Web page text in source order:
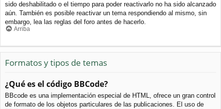
sido deshabilitado o el tiempo para poder reactivarlo no ha sido alcanzado
aún. También es posible reactivar un tema respondiendo al mismo, sin
embargo, lea las reglas del foro antes de hacerlo.
Arriba
Formatos y tipos de temas
¿Qué es el código BBCode?
BBcode es una implementación especial de HTML, ofrece un gran control
de formato de los objetos particulares de las publicaciones. El uso de